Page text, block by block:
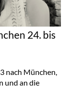
24. bis
nach München,
und an die